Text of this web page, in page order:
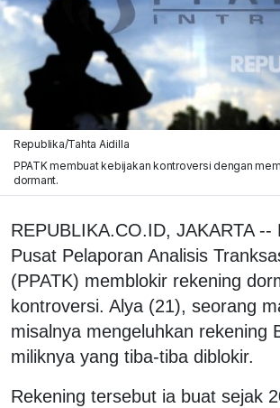
Republika/Tahta Aidilla
PPATK membuat kebijakan kontroversi dengan
dormant.
REPUBLIKA.CO.ID, JAKARTA --
Pusat Pelaporan Analisis
(PPATK) memblokir rekening
kontroversi. Alya (21), seorang
misalnya mengeluhkan rekening
miliknya yang tiba-tiba diblokir.
Rekening tersebut ia buat sejak